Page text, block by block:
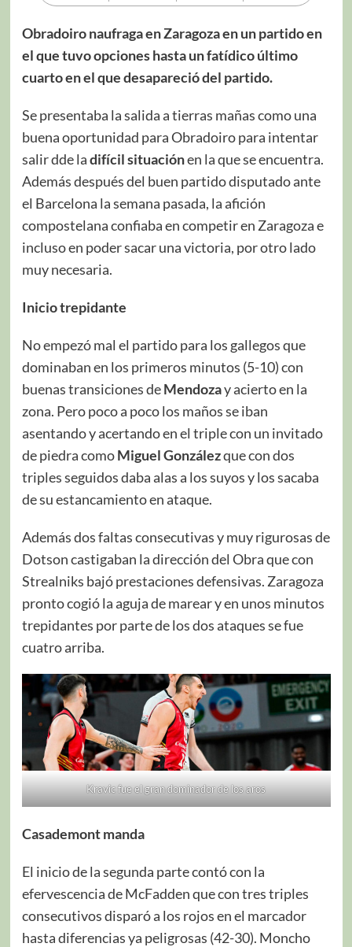
Obradoiro naufraga en Zaragoza en un partido en
el que tuvo opciones hasta un fatídico último
cuarto en el que desapareció del partido.
Se presentaba la salida a tierras mañas como una
buena oportunidad para Obradoiro para intentar
salir dde ladifícil situaciónen la que se encuentra.
Además después del buen partido disputado ante
el Barcelona la semana pasada, la afición
compostelana confiaba en competir en Zaragoza e
incluso en poder sacar una victoria, por otro lado
muy necesaria.
Inicio trepidante
No empezó mal el partido para los gallegos que
dominaban en los primeros minutos (5-10) con
buenas transiciones deMendozay acierto en la
zona. Pero poco a poco los maños se iban
asentando y acertando en el triple con un invitado
de piedra comoMiguel Gonzálezque con dos
triples seguidos daba alas a los suyos y los sacaba
de su estancamiento en ataque.
Además dos faltas consecutivas y muy rigurosas de
Dotson castigaban la dirección del Obra que con
Strealniks bajó prestaciones defensivas. Zaragoza
pronto cogió la aguja de marear y en unos minutos
trepidantes por parte de los dos ataques se fue
cuatro arriba.
Kravic fue el gran dominador de los aros
Casademont manda
El inicio de la segunda parte contó con la
efervescencia de McFadden que con tres triples
consecutivos disparó a los rojos en el marcador
hasta diferencias ya peligrosas (42-30). Moncho